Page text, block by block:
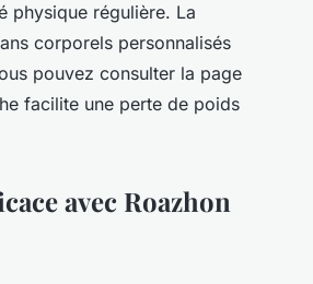
physique régulière. La
corporels personnalisés
pouvez consulter la page
facilite une perte de poids
avec Roazhon